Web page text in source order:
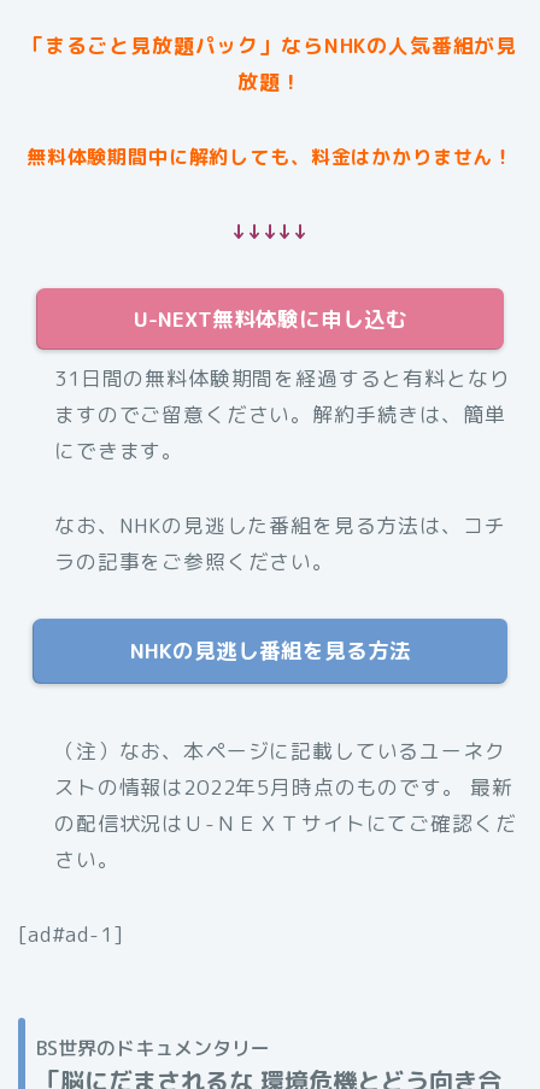
「まるごと見放題パック」ならNHKの人気番組が見
放題！
無料体験期間中に解約しても、料金はかかりません！
↓↓↓↓↓
U-NEXT無料体験に申し込む
31日間の無料体験期間を経過すると有料となり
ますのでご留意ください。解約手続きは、簡単
にできます。
なお、NHKの見逃した番組を見る方法は、コチ
ラの記事をご参照ください。
NHKの見逃し番組を見る方法
（注）なお、本ページに記載しているユーネク
ストの情報は2022年5月時点のものです。 最新
の配信状況はＵ-ＮＥＸＴサイトにてご確認くだ
さい。
[ad#ad-1]
BS世界のドキュメンタリー
「脳にだまされるな 環境危機とどう向き合